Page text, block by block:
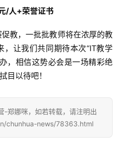
/人+荣誉证书
教，一批批教师将在浓厚的教
，让我们共同期待本次“IT教学
，相信这势必会是一场精彩绝
目以待吧！
-郑娜咪，如若转载，请注明出
chunhua-news/78363.html